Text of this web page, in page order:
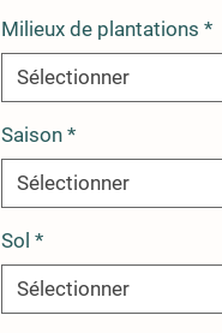
Milieux de plantations *
Sélectionner
Saison *
Sélectionner
Sol *
Sélectionner